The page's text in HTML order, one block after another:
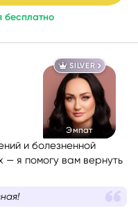
картину честно и
будет для вас
бесплатно
SILVER
Эмпат
и болезненной
— я помогу вам вернуть
дала очень ценные